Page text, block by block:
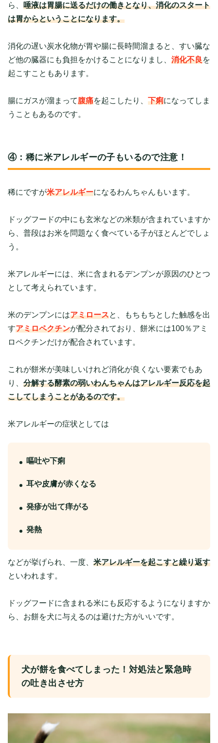
ら、 唾液は胃腸に送るだけの働きとなり、消化のスタート
は胃からということになります。
消化の遅い炭水化物が胃や腸に長時間溜まると、すい臓な
ど他の臓器にも負担をかけることになりまし、 消化不良を
起こすこともあります。
腸にガスが溜まって腹痛を起こしたり、 下痢になってしま
うこともあるのです。
④：稀に米アレルギーの子もいるので注意！
稀にですが米アレルギーになるわんちゃんもいます。
ドッグフードの中にも玄米などの米類が含まれていますか
ら、普段はお米を問題なく食べている子がほとんどでしょ
う。
米アレルギーには、米に含まれるデンプンが原因のひとつ
として考えられています。
米のデンプンにはアミロースと、もちもちとした触感を出
すアミロペクチンが配分されており、餅米には100％アミ
ロペクチンだけが配合されています。
これが餅米が美味しいけれど消化が良くない要素でもあ
り、 分解する酵素の弱いわんちゃんはアレルギー反応を起
こしてしまうことがあるのです。
米アレルギーの症状としては
嘔吐や下痢
耳や皮膚が赤くなる
発疹が出て痒がる
発熱
などが挙げられ、一度、 米アレルギーを起こすと繰り返す
といわれます。
ドッグフードに含まれる米にも反応するようになりますか
ら、お餅を犬に与えるのは避けた方がいいです。
犬が餅を食べてしまった！対処法と緊急時
の吐き出させ方